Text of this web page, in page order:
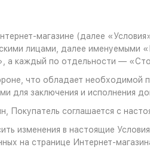
магазине (далее
лицами, далее именуемыми
а каждый по отдельности —
что обладает необходимой
для заключения и исполнения
Покупатель соглашается с
изменения в настоящие
на странице Интернет-